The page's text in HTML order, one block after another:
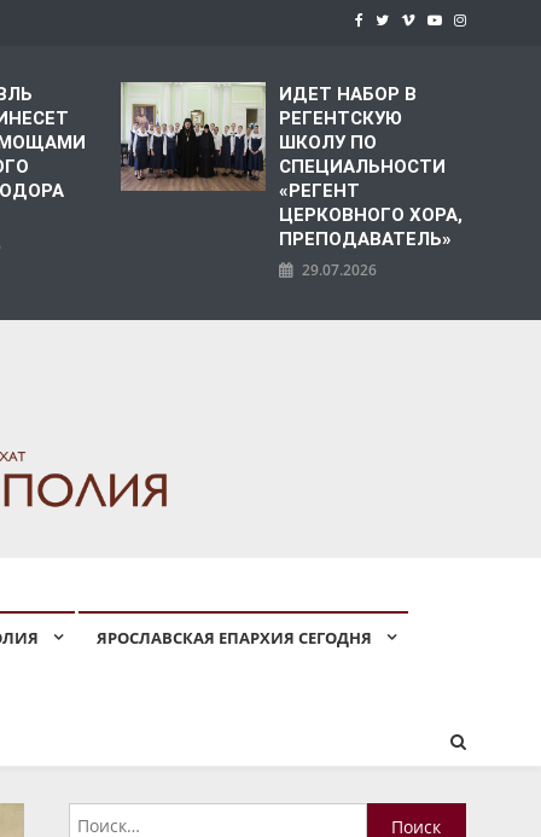
МОЩАМИ
ИДЕТ НАБОР В
РЕГЕНТСКУЮ
ШКОЛУ ПО
СПЕЦИАЛЬНОСТИ
«РЕГЕНТ
ЦЕРКОВНОГО ХОРА,
ПРЕПОДАВАТЕЛЬ»
29.07.2026
ЯРОСЛАВСКАЯ ЕПАРХИЯ СЕГОДНЯ
Найти: